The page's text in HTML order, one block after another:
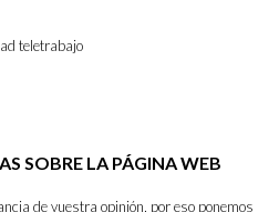
teletrabajo
SOBRE LA PÁGINA WEB
de vuestra opinión, por eso ponemos